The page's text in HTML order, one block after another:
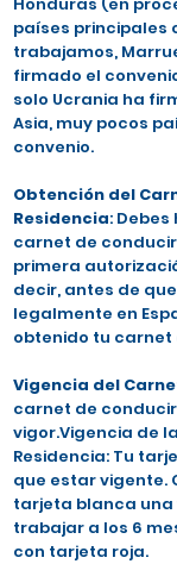
países principales
trabajamos,
firmado el
solo Ucrania ha
Asia, muy pocos
convenio.
Obtención del
Residencia:
carnet de
primera
decir, antes de
legalmente en
obtenido tu carnet
Vigencia del
carnet de
vigor.Vigencia de
Residencia: Tu
que estar vigente.
tarjeta blanca una
trabajar a los 6
con tarjeta roja.